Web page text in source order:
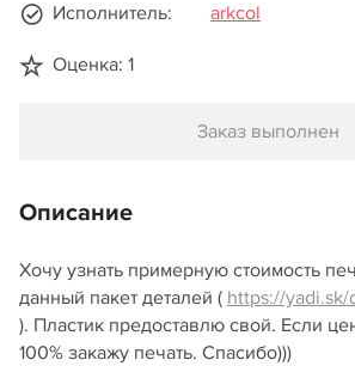
Исполнитель: arkcol
Оценка: 1
Заказ выполнен
Описание
Хочу узнать примерную стоимость
данный пакет деталей ( https://yadi.sk/
). Пластик предоставлю свой. Если
100% закажу печать. Спасибо)))